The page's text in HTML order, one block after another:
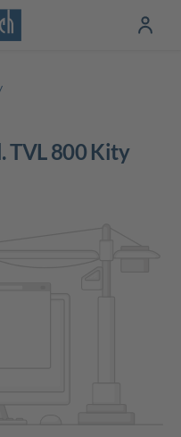
TVL 800 Kity